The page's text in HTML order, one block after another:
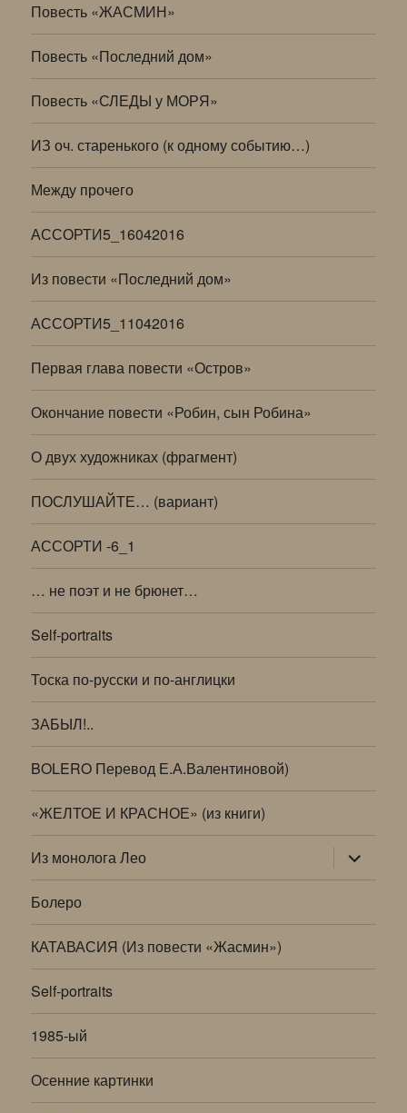
Повесть «ЖАСМИН»
Повесть «Последний дом»
Повесть «СЛЕДЫ у МОРЯ»
ИЗ оч. старенького (к одному событию…)
Между прочего
АССОРТИ5_16042016
Из повести «Последний дом»
АССОРТИ5_11042016
Первая глава повести «Остров»
Окончание повести «Робин, сын Робина»
О двух художниках (фрагмент)
ПОСЛУШАЙТЕ… (вариант)
АССОРТИ -6_1
… не поэт и не брюнет…
Self-portraits
Тоска по-русски и по-англицки
ЗАБЫЛ!..
BOLERO Перевод Е.А.Валентиновой)
«ЖЕЛТОЕ И КРАСНОЕ» (из книги)
Из монолога Лео раскрыть
дочернее
меню
Болеро
КАТАВАСИЯ (Из повести «Жасмин»)
Self-portraits
1985-ый
Осенние картинки